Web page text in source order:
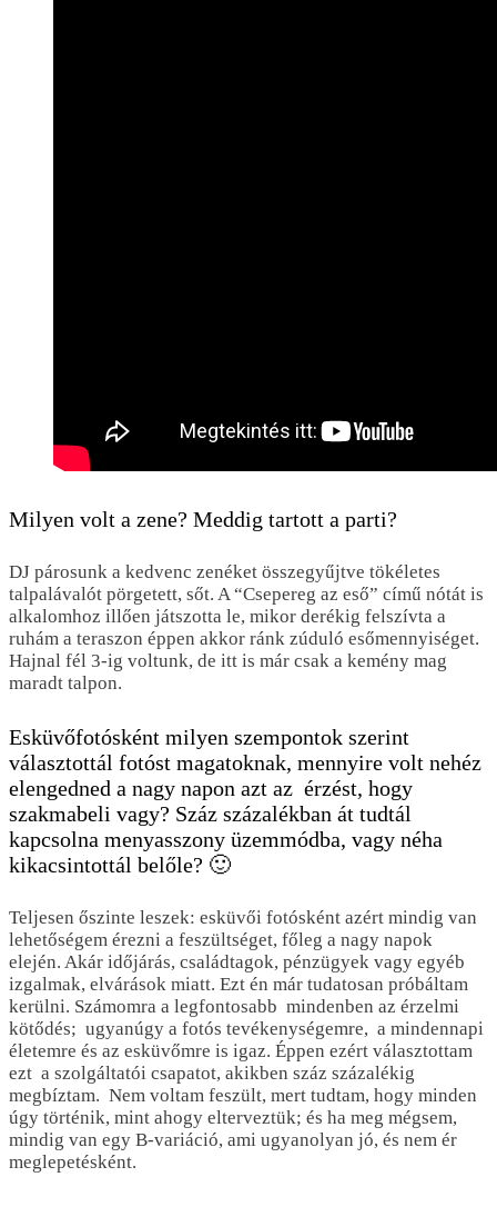
Milyen volt a zene? Meddig tartott a parti?
DJ párosunk a kedvenc zenéket összegyűjtve tökéletes
talpalávalót pörgetett, sőt. A “Csepereg az eső” című nótát is
alkalomhoz illően játszotta le, mikor derékig felszívta a
ruhám a teraszon éppen akkor ránk zúduló esőmennyiséget.
Hajnal fél 3-ig voltunk, de itt is már csak a kemény mag
maradt talpon.
Esküvőfotósként milyen szempontok szerint
választottál fotóst magatoknak, mennyire volt nehéz
elengedned a nagy napon azt az érzést, hogy
szakmabeli vagy? Száz százalékban át tudtál
kapcsolna menyasszony üzemmódba, vagy néha
kikacsintottál belőle? 🙂
Teljesen őszinte leszek: esküvői fotósként azért mindig van
lehetőségem érezni a feszültséget, főleg a nagy napok
elején. Akár időjárás, családtagok, pénzügyek vagy egyéb
izgalmak, elvárások miatt. Ezt én már tudatosan próbáltam
kerülni. Számomra a legfontosabb mindenben az érzelmi
kötődés; ugyanúgy a fotós tevékenységemre, a mindennapi
életemre és az esküvőmre is igaz. Éppen ezért választottam
ezt a szolgáltatói csapatot, akikben száz százalékig
megbíztam. Nem voltam feszült, mert tudtam, hogy minden
úgy történik, mint ahogy elterveztük; és ha meg mégsem,
mindig van egy B-variáció, ami ugyanolyan jó, és nem ér
meglepetésként.